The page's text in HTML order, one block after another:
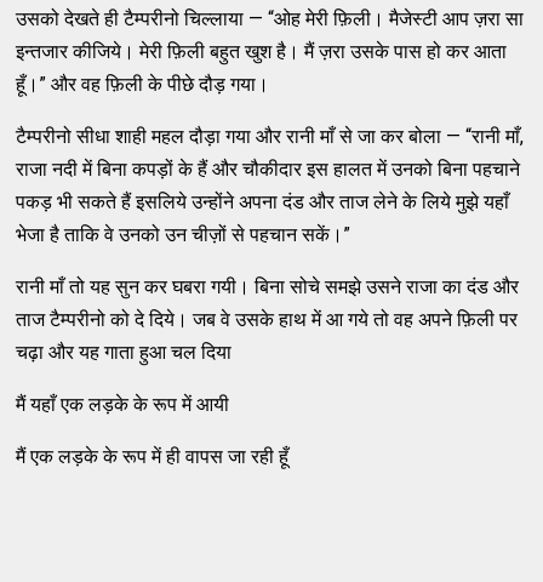
उसको देखते ही टैम्परीनो चिल्लाया — “ओह मेरी फ़िली। मैजेस्टी आप ज़रा सा
इन्तजार कीजिये। मेरी फ़िली बहुत खुश है। मैं ज़रा उसके पास हो कर आता
हूँ।” और वह फ़िली के पीछे दौड़ गया।
टैम्परीनो सीधा शाही महल दौड़ा गया और रानी माँ से जा कर बोला — “रानी माँ,
राजा नदी में बिना कपड़ों के हैं और चौकीदार इस हालत में उनको बिना पहचाने
पकड़ भी सकते हैं इसलिये उन्होंने अपना दंड और ताज लेने के लिये मुझे यहाँ
भेजा है ताकि वे उनको उन चीज़ों से पहचान सकें।”
रानी माँ तो यह सुन कर घबरा गयी। बिना सोचे समझे उसने राजा का दंड और
ताज टैम्परीनो को दे दिये। जब वे उसके हाथ में आ गये तो वह अपने फ़िली पर
चढ़ा और यह गाता हुआ चल दिया
मैं यहाँ एक लड़के के रूप में आयी
मैं एक लड़के के रूप में ही वापस जा रही हूँ